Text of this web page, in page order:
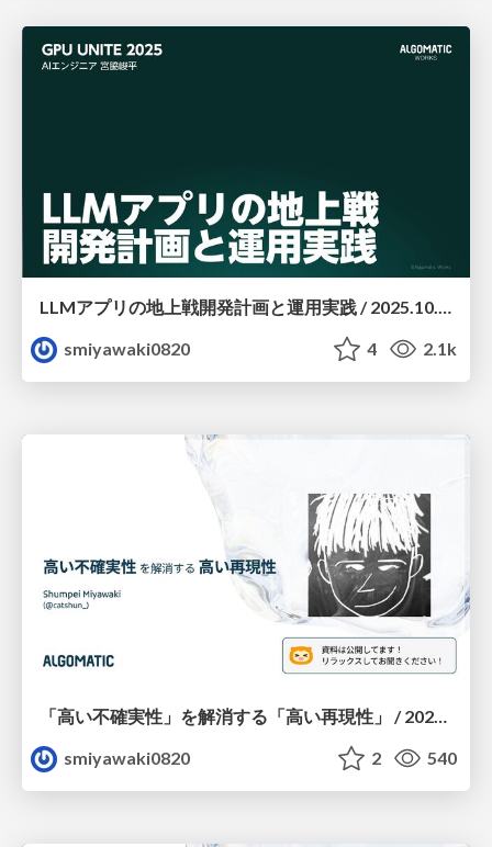
LLMアプリの地上戦開発計画と運用実践 / 2025.10.15 GPU UNITE 2025
smiyawaki0820
4 2.1k
「高い不確実性」を解消する「高い再現性」 / 2025.09.14 プロダクトヒストリーカンファレンス（YOUTRUST）
smiyawaki0820
2 540